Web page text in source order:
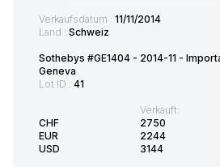
Verkaufsdatum : 11/11/2014
Land : Schweiz
Sothebys #GE1404 - 2014-11 -
Geneva
Lot ID : 41
CHF
EUR
USD
Verkauft:
2750
2244
3144